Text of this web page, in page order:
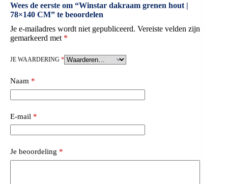
Wees de eerste om “Winstar dakraam grenen hout |
78×140 CM” te beoordelen
Je e-mailadres wordt niet gepubliceerd. Vereiste velden zijn
gemarkeerd met *
JE WAARDERING *
Naam *
E-mail *
Je beoordeling *